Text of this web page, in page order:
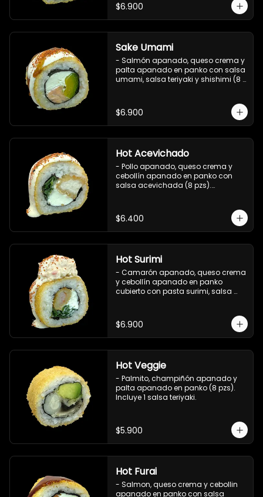
$6.900
Sake Umami
- Salmón apanado, queso crema y
palta apanado en panko con salsa
umami, salsa teriyaki y shishimi (8
$6.900
Hot Acevichado
- Pollo apanado, queso crema y
cebollín apanado en panko con
salsa acevichada (8 pzs).
$6.400
Hot Surimi
- Camarón apanado, queso crema
y cebollín apanado en panko
cubierto con pasta surimi, salsa
$6.900
Hot Veggie
- Palmito, champiñón apanado y
palta apanado en panko (8 pzs).
Incluye 1 salsa teriyaki.
$5.900
Hot Furai
- Salmon, queso crema y cebollin
apanado en panko con salsa